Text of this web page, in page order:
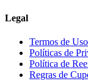
Legal
Termos de
Políticas de
Política de
Regras de